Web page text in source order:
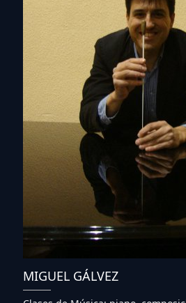
MIGUEL GÁLVEZ